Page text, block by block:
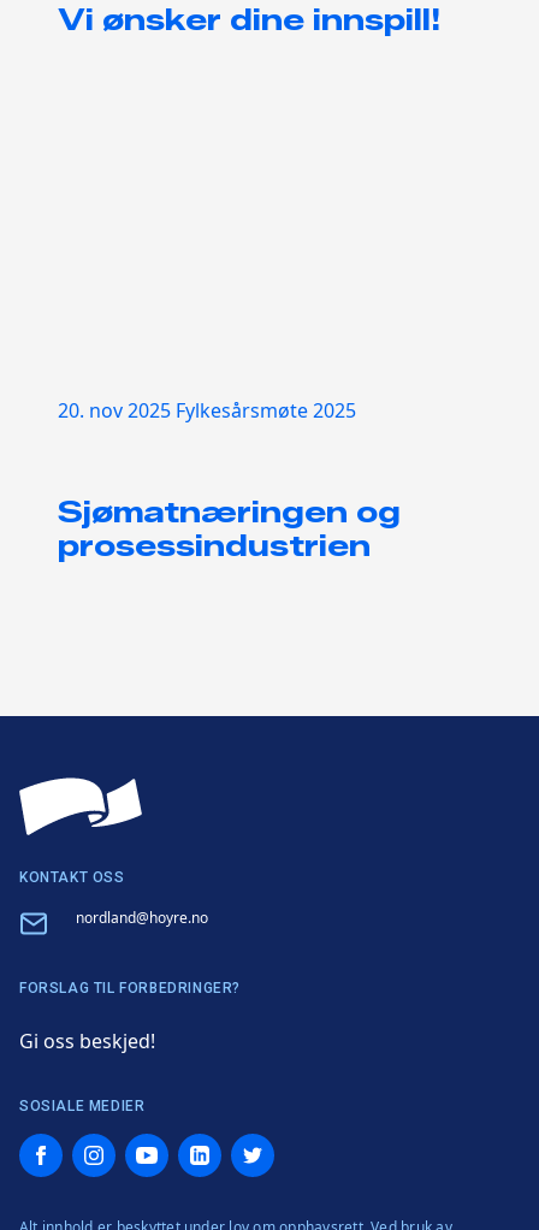
Vi ønsker dine innspill!
20. nov 2025 Fylkesårsmøte 2025
Sjømatnæringen og
prosessindustrien
KONTAKT OSS
Email nordland@hoyre.no
FORSLAG TIL FORBEDRINGER?
Gi oss beskjed!
SOSIALE MEDIER
FacebookInstagramYouTubeLinkedInTwitter